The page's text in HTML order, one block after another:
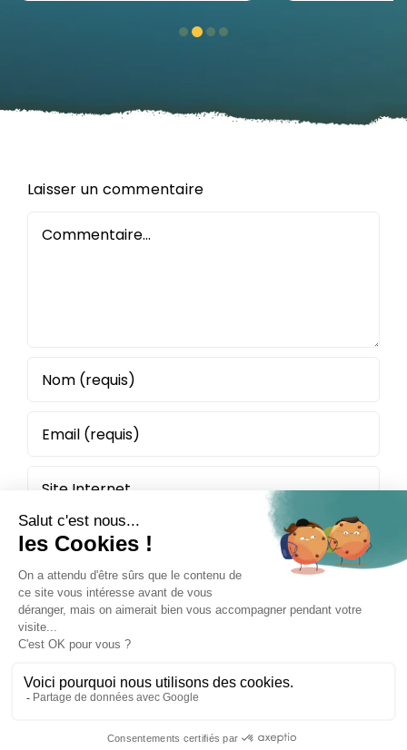
Laisser un commentaire
Mentions légales